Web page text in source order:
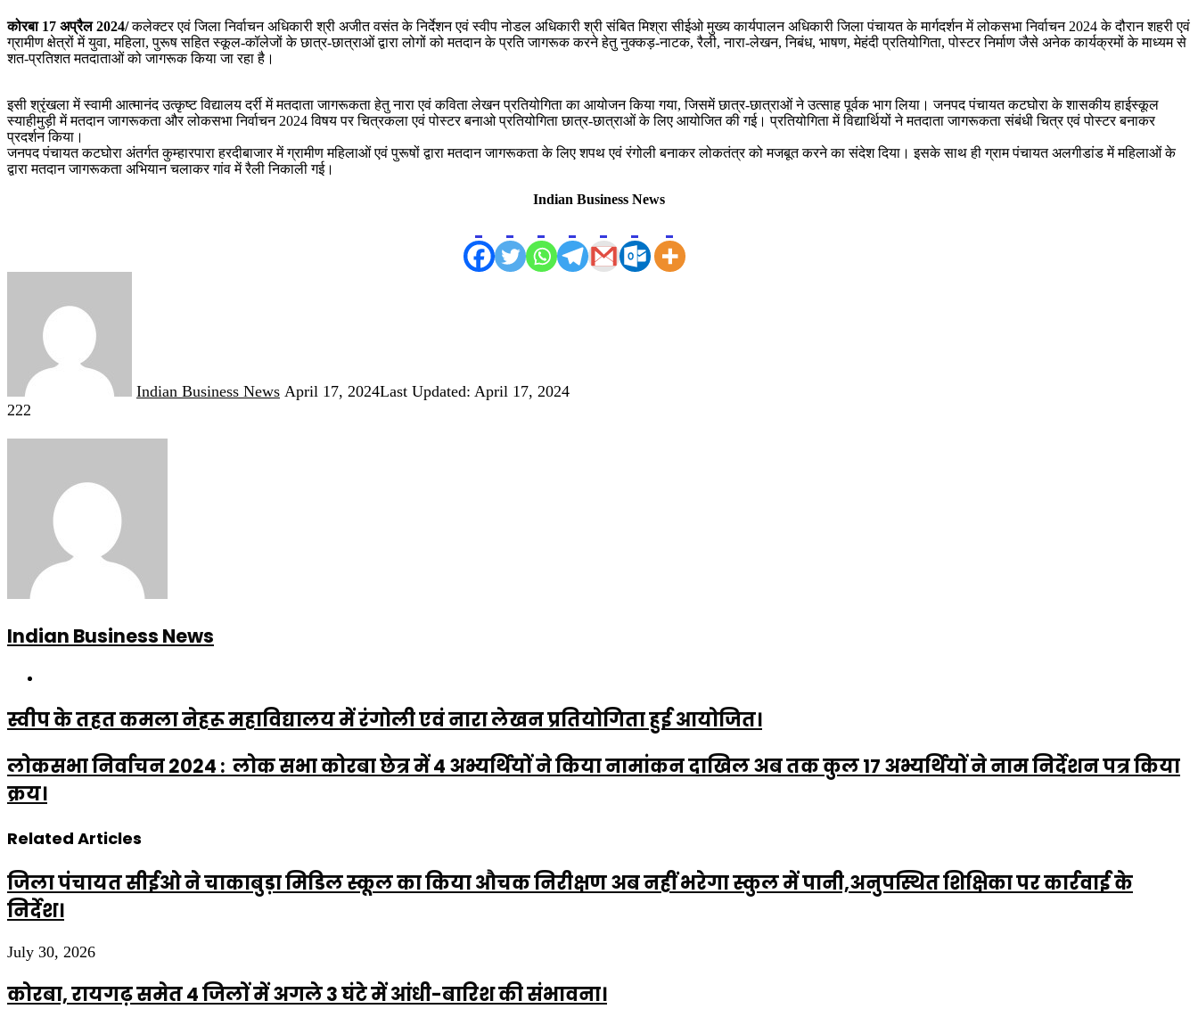
कोरबा 17 अप्रैल 2024/कलेक्टर एवं जिला निर्वाचन अधिकारी श्री अजीत वसंत के निर्देशन एवं स्वीप नोडल अधिकारी श्री संबित मिश्रा सीईओ मुख्य कार्यपालन अधिकारी जिला पंचायत के मार्गदर्शन में लोकसभा निर्वाचन 2024 के दौरान शहरी एवं
ग्रामीण क्षेत्रों में युवा, महिला, पुरूष सहित स्कूल-कॉलेजों के छात्र-छात्राओं द्वारा लोगों को मतदान के प्रति जागरूक करने हेतु नुक्कड़-नाटक, रैली, नारा-लेखन, निबंध, भाषण, मेहंदी प्रतियोगिता, पोस्टर निर्माण जैसे अनेक कार्यक्रमों के माध्यम से
शत-प्रतिशत मतदाताओं को जागरूक किया जा रहा है।
इसी श्रृंखला में स्वामी आत्मानंद उत्कृष्ट विद्यालय दर्री में मतदाता जागरूकता हेतु नारा एवं कविता लेखन प्रतियोगिता का आयोजन किया गया, जिसमें छात्र-छात्राओं ने उत्साह पूर्वक भाग लिया। जनपद पंचायत कटघोरा के शासकीय हाईस्कूल
स्याहीमुड़ी में मतदान जागरूकता और लोकसभा निर्वाचन 2024 विषय पर चित्रकला एवं पोस्टर बनाओ प्रतियोगिता छात्र-छात्राओं के लिए आयोजित की गई। प्रतियोगिता में विद्यार्थियों ने मतदाता जागरूकता संबंधी चित्र एवं पोस्टर बनाकर
प्रदर्शन किया।
जनपद पंचायत कटघोरा अंतर्गत कुम्हारपारा हरदीबाजार में ग्रामीण महिलाओं एवं पुरूषों द्वारा मतदान जागरूकता के लिए शपथ एवं रंगोली बनाकर लोकतंत्र को मजबूत करने का संदेश दिया। इसके साथ ही ग्राम पंचायत अलगीडांड में महिलाओं के
द्वारा मतदान जागरूकता अभियान चलाकर गांव में रैली निकाली गई।
Indian Business News
Indian Business News April 17, 2024Last Updated: April 17, 2024
222
Indian Business News
स्वीप के तहत कमला नेहरू महाविद्यालय में रंगोली एवं नारा लेखन प्रतियोगिता हुई आयोजित।
लोकसभा निर्वाचन 2024 : लोक सभा कोरबा छेत्र में 4 अभ्यर्थियों ने किया नामांकन दाखिल अब तक कुल 17 अभ्यर्थियों ने नाम निर्देशन पत्र किया
क्रय।
Related Articles
जिला पंचायत सीईओ ने चाकाबुड़ा मिडिल स्कूल का किया औचक निरीक्षण अब नहीं भरेगा स्कुल में पानी,अनुपस्थित शिक्षिका पर कार्रवाई के
निर्देश।
July 30, 2026
कोरबा, रायगढ़ समेत 4 जिलों में अगले 3 घंटे में आंधी-बारिश की संभावना।